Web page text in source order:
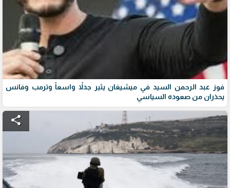
فوز عبد الرحمن السيد في ميشيغان يثير جدلاً واسعاً وترمب وفانس
يحذران من صعوده السياسي
share